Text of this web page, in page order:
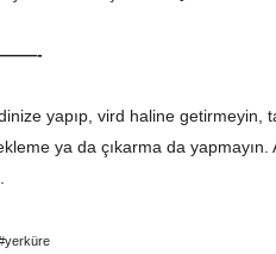
yapıp, vird haline getirmeyin,
ya da çıkarma da yapmayın.